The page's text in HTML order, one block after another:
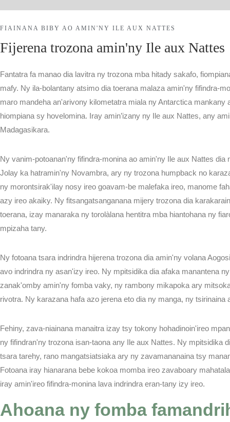
AURORA
Facebook
Facebook Instagram
MOMBA
FIAINANA BIBY AO AMIN'NY ILE AUX NATTES
Fijerena trozona amin'ny Ile aux Nattes
Fantatra fa manao dia lavitra ny trozona mba hitady sakafo,
mafy. Ny ila-bolantany atsimo dia toerana malaza amin'ny fifindra-
maro mandeha an'arivony kilometatra miala ny Antarctica mankany
hiompiana sy hovelomina. Iray amin’izany ny Ile aux Nattes, any
Madagasikara.
Ny vanim-potoanan'ny fifindra-monina ao amin'ny Ile aux Nattes
Jolay ka hatramin'ny Novambra, ary ny trozona humpback no
ny morontsirak'ilay nosy ireo goavam-be malefaka ireo, manome
azy ireo akaiky. Ny fitsangatsanganana mijery trozona dia
toerana, izay manaraka ny torolàlana hentitra mba hiantohana ny
mpizaha tany.
Ny fotoana tsara indrindra hijerena trozona dia amin'ny volana
avo indrindra ny asan'izy ireo. Ny mpitsidika dia afaka manantena
zanak'omby amin'ny fomba vaky, ny rambony mikapoka ary
rivotra. Ny karazana hafa azo jerena eto dia ny manga, ny tsirinaina
Fehiny, zava-niainana manaitra izay tsy tokony hohadinoin'ireo
ny fifindran'ny trozona isan-taona any Ile aux Nattes. Ny mpitsidika
tsara tarehy, rano mangatsiatsiaka ary ny zavamananaina tsy
Fotoana iray hianarana bebe kokoa momba ireo zavaboary
iray amin'ireo fifindra-monina lava indrindra eran-tany izy ireo.
Ahoana ny fomba